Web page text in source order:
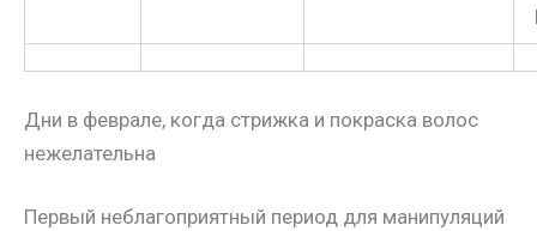
Дни в феврале, когда стрижка и покраска волос
нежелательна
Первый неблагоприятный период для манипуляций